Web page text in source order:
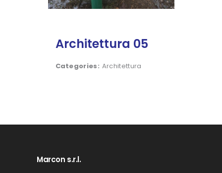
Architettura 05
Categories: Architettura
Marcon s.r.l.